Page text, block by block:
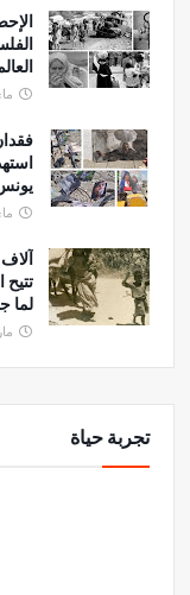
ماي
ماي
تتيح
لما
تجربة حياة